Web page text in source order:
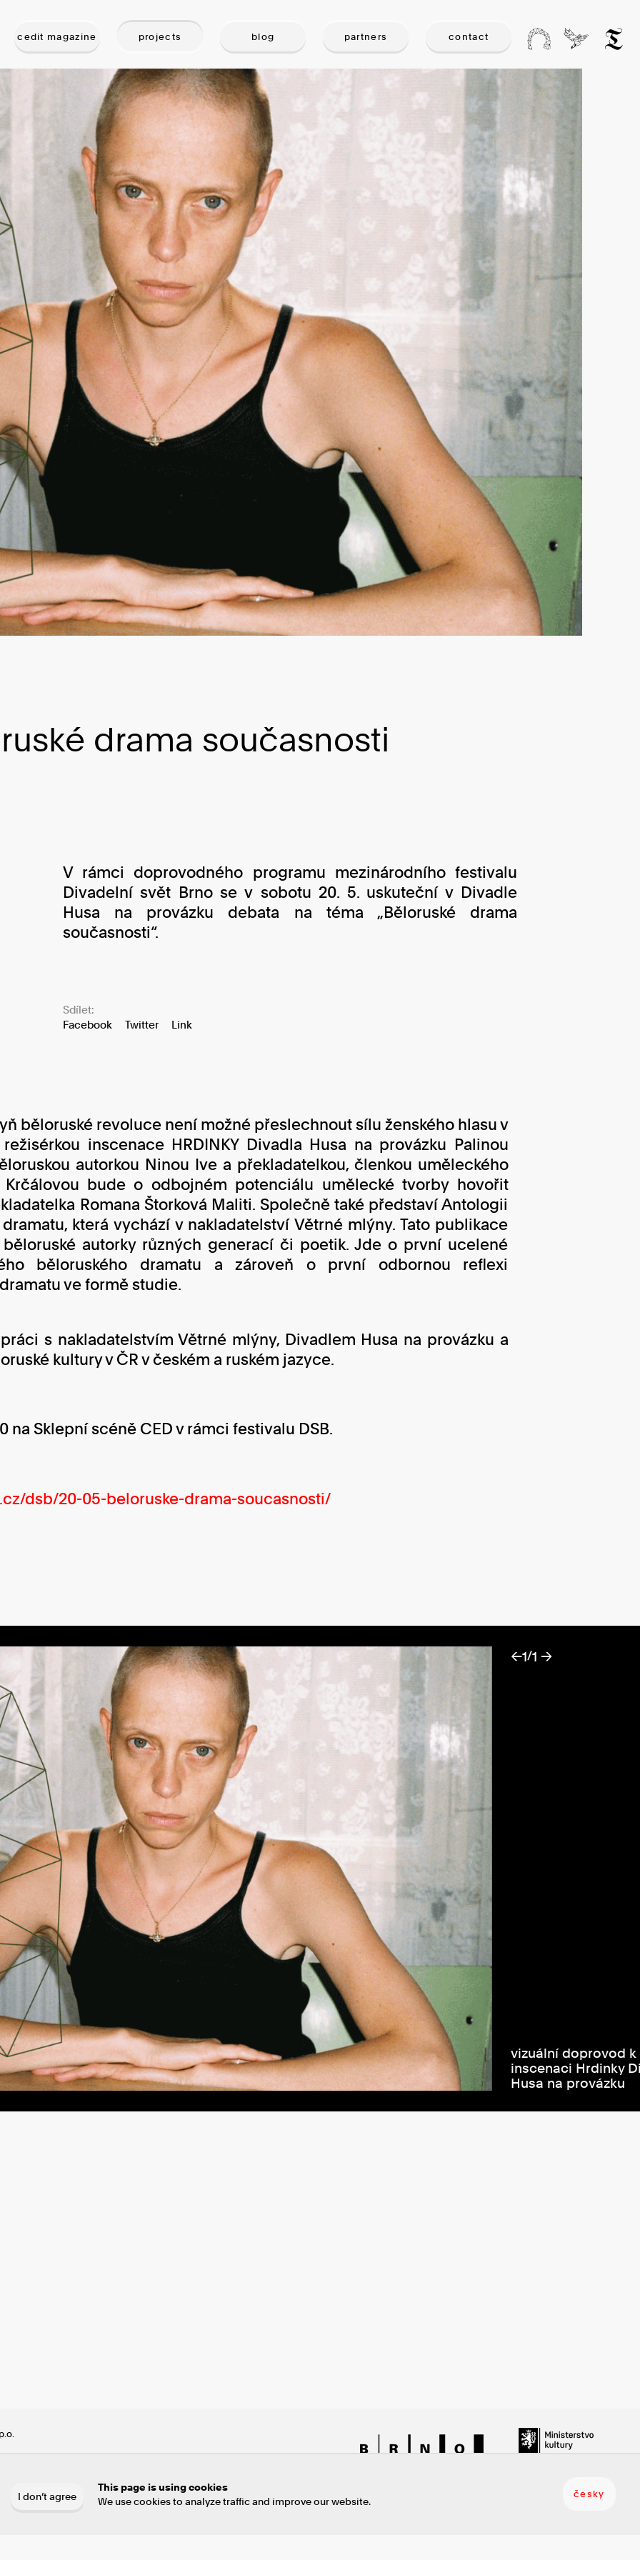
cedit magazine projects blog partners contact
drama současnosti
V rámci doprovodného programu mezinárodního festivalu
Divadelní svět Brno se v sobotu 20. 5. uskuteční v Divadle
Husa na provázku debata na téma „Běloruské drama
současnosti“.
Sdílet:
Facebook
Twitter Link
běloruské revoluce není možné přeslechnout sílu ženského hlasu v
inscenace HRDINKY Divadla Husa na provázku Palinou
autorkou Ninou Ive a překladatelkou, členkou uměleckého
Krčálovou bude o odbojném potenciálu umělecké tvorby hovořit
Romana Štorková Maliti. Společně také představí Antologii
která vychází v nakladatelství Větrné mlýny. Tato publikace
autorky různých generací či poetik. Jde o první ucelené
běloruského dramatu a zároveň o první odbornou reflexi
ve formě studie.
s nakladatelstvím Větrné mlýny, Divadlem Husa na provázku a
kultury v ČR v českém a ruském jazyce.
na Sklepní scéně CED v rámci festivalu DSB.
dsb/20-05-beloruske-drama-soucasnosti/
←1/1 →
vizuální doprovod k
inscenaci Hrdinky
Husa na provázku
Statutární město Brno finančně podporuje
Centrum experimentálního divadla, příspěvkovou organizaci.
česky
I don’t agree
This page is using cookies
We use cookies to analyze traffic and improve our website.